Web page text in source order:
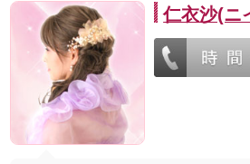
仁衣沙(ニ